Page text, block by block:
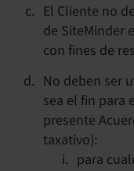
El Cliente no
de SiteMinder
con fines de
No deben ser
sea el fin para
presente
taxativo):
para